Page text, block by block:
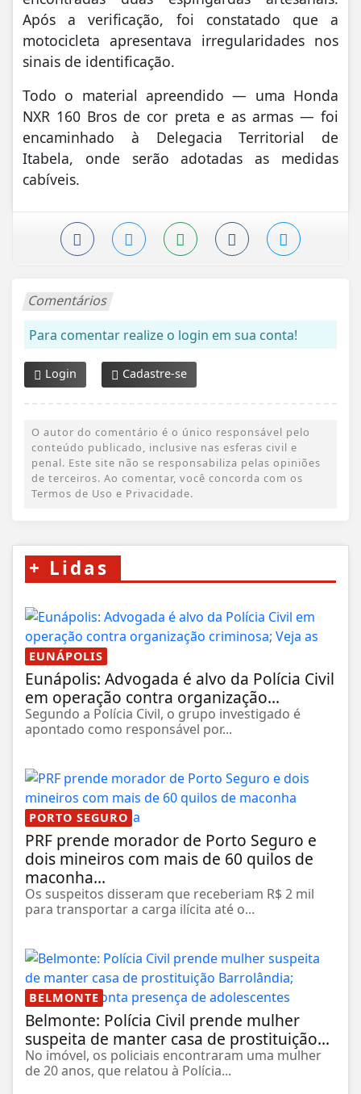
Após a verificação, foi constatado que a
motocicleta apresentava irregularidades nos
sinais de identificação.
Todo o material apreendido — uma Honda
NXR 160 Bros de cor preta e as armas — foi
encaminhado à Delegacia Territorial de
Itabela, onde serão adotadas as medidas
cabíveis.
Comentários
Para comentar realize o login em sua conta!
Login Cadastre-se
O autor do comentário é o único responsável pelo
conteúdo publicado, inclusive nas esferas civil e
penal. Este site não se responsabiliza pelas opiniões
de terceiros. Ao comentar, você concorda com os
Termos de Uso e Privacidade.
+ Lidas
EUNÁPOLIS
Eunápolis: Advogada é alvo da Polícia Civil
em operação contra organização...
Segundo a Polícia Civil, o grupo investigado é
apontado como responsável por...
PORTO SEGURO
PRF prende morador de Porto Seguro e
dois mineiros com mais de 60 quilos de
maconha...
Os suspeitos disseram que receberiam R$ 2 mil
para transportar a carga ilícita até o...
BELMONTE
Belmonte: Polícia Civil prende mulher
suspeita de manter casa de prostituição...
No imóvel, os policiais encontraram uma mulher
de 20 anos, que relatou à Polícia...